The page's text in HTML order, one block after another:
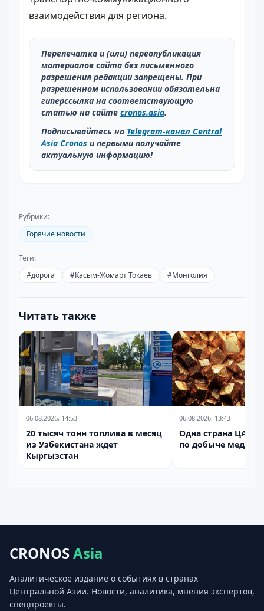
взаимодействия для региона.
Перепечатка и (или) переопубликация
материалов сайта без письменного
разрешения редакции запрещены. При
разрешенном использовании обязательна
гиперссылка на соответствующую
статью на сайте cronos.asia.
Подписывайтесь на Telegram-канал Central
Asia Cronos и первыми получайте
актуальную информацию!
Рубрики:
Горячие новости
Теги:
#дорога #Касым-Жомарт Токаев #Монголия
Читать также
06.08.2026, 14:53
20 тысяч тонн топлива в месяц
из Узбекистана ждет
Кыргызстан
06.08.2026, 13:43
Одна страна ЦА
по добыче меди
CRONOSAsia
Аналитическое издание о событиях в странах
Центральной Азии. Новости, аналитика, мнения экспертов,
спецпроекты.